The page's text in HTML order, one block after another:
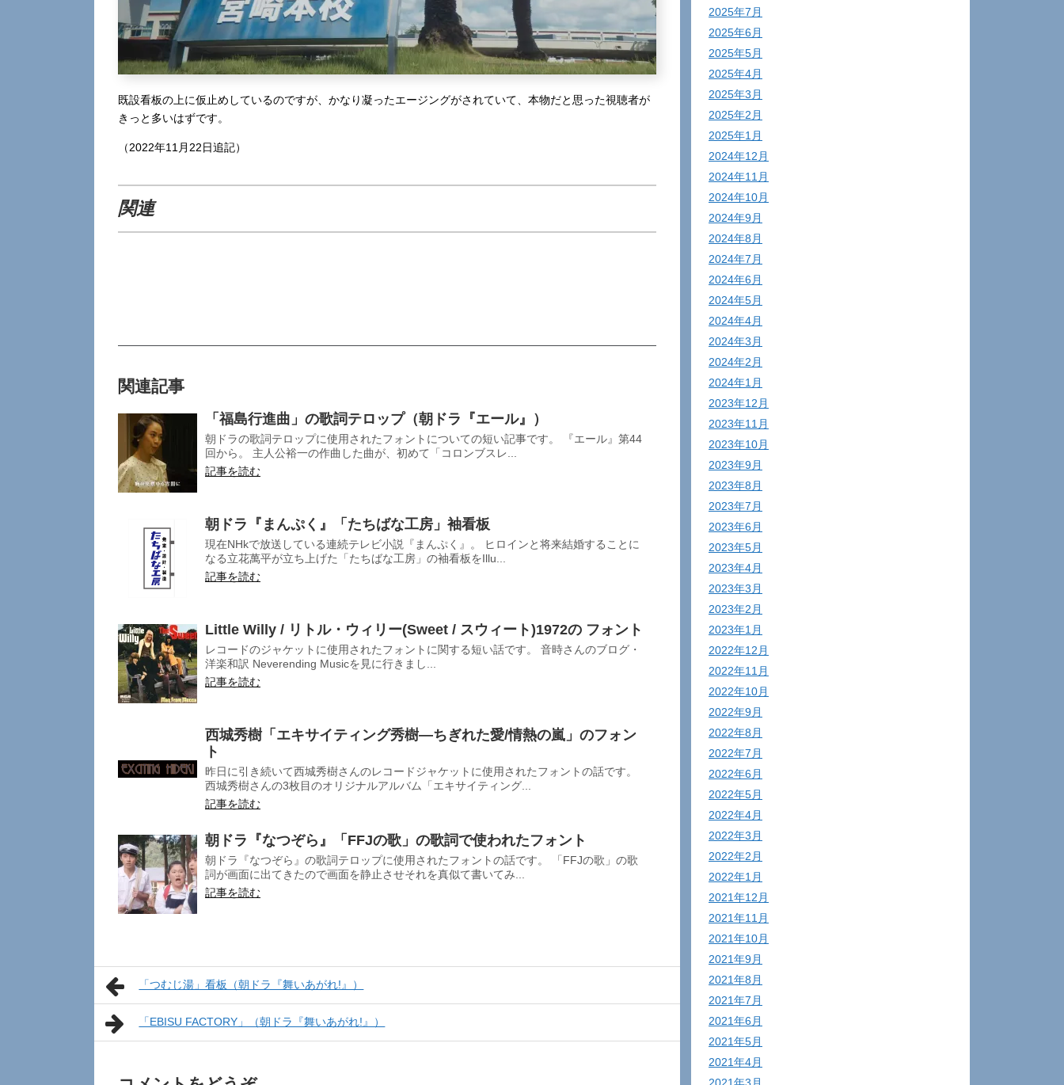
既設看板の上に仮止めしているのですが、かなり凝ったエージングがされていて、本物だと思った視聴者が
きっと多いはずです。
（2022年11月22日追記）
関連
関連記事
「福島行進曲」の歌詞テロップ（朝ドラ『エール』）
朝ドラの歌詞テロップに使用されたフォントについての短い記事です。 『エール』第44
回から。 主人公裕一の作曲した曲が、初めて「コロンブスレ...
記事を読む
朝ドラ『まんぷく』「たちばな工房」袖看板
現在NHkで放送している連続テレビ小説『まんぷく』。 ヒロインと将来結婚することに
なる立花萬平が立ち上げた「たちばな工房」の袖看板をIllu...
記事を読む
Little Willy / リトル・ウィリー(Sweet / スウィート)1972の フォント
レコードのジャケットに使用されたフォントに関する短い話です。 音時さんのブログ・
洋楽和訳 Neverending Musicを見に行きまし...
記事を読む
西城秀樹「エキサイティング秀樹―ちぎれた愛/情熱の嵐」のフォン
ト
昨日に引き続いて西城秀樹さんのレコードジャケットに使用されたフォントの話です。
西城秀樹さんの3枚目のオリジナルアルバム「エキサイティング...
記事を読む
朝ドラ『なつぞら』「FFJの歌」の歌詞で使われたフォント
朝ドラ『なつぞら』の歌詞テロップに使用されたフォントの話です。 「FFJの歌」の歌
詞が画面に出てきたので画面を静止させそれを真似て書いてみ...
記事を読む
「つむじ湯」看板（朝ドラ『舞いあがれ!』）
「EBISU FACTORY」（朝ドラ『舞いあがれ!』）
2025年7月
2025年6月
2025年5月
2025年4月
2025年3月
2025年2月
2025年1月
2024年12月
2024年11月
2024年10月
2024年9月
2024年8月
2024年7月
2024年6月
2024年5月
2024年4月
2024年3月
2024年2月
2024年1月
2023年12月
2023年11月
2023年10月
2023年9月
2023年8月
2023年7月
2023年6月
2023年5月
2023年4月
2023年3月
2023年2月
2023年1月
2022年12月
2022年11月
2022年10月
2022年9月
2022年8月
2022年7月
2022年6月
2022年5月
2022年4月
2022年3月
2022年2月
2022年1月
2021年12月
2021年11月
2021年10月
2021年9月
2021年8月
2021年7月
2021年6月
2021年5月
2021年4月